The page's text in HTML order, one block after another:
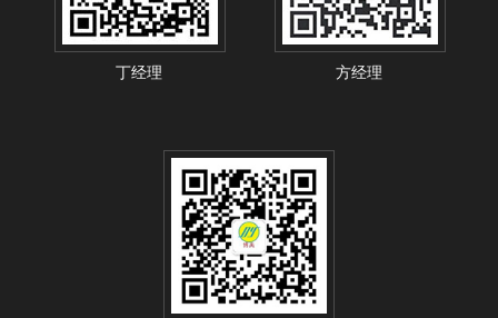
丁经理 方经理